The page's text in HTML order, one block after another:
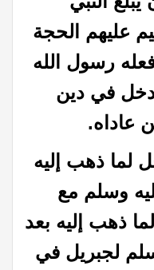
عليهم الحجة
فعله رسول الله
في دين
عاداه.
لما ذهب إليه
وسلم مع
ذهب إليه بعد
لجبريل في